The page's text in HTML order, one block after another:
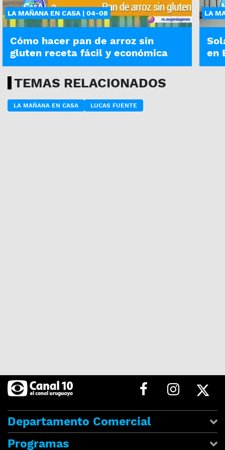
LA MAÑANA EN CASA | 04-08
Cómo hacer pan de arroz sin
gluten receta fácil y económica
LA
en
TEMAS RELACIONADOS
LA MAÑANA EN CASA LUCAS FUENTE
Departamento Comercial
Programas